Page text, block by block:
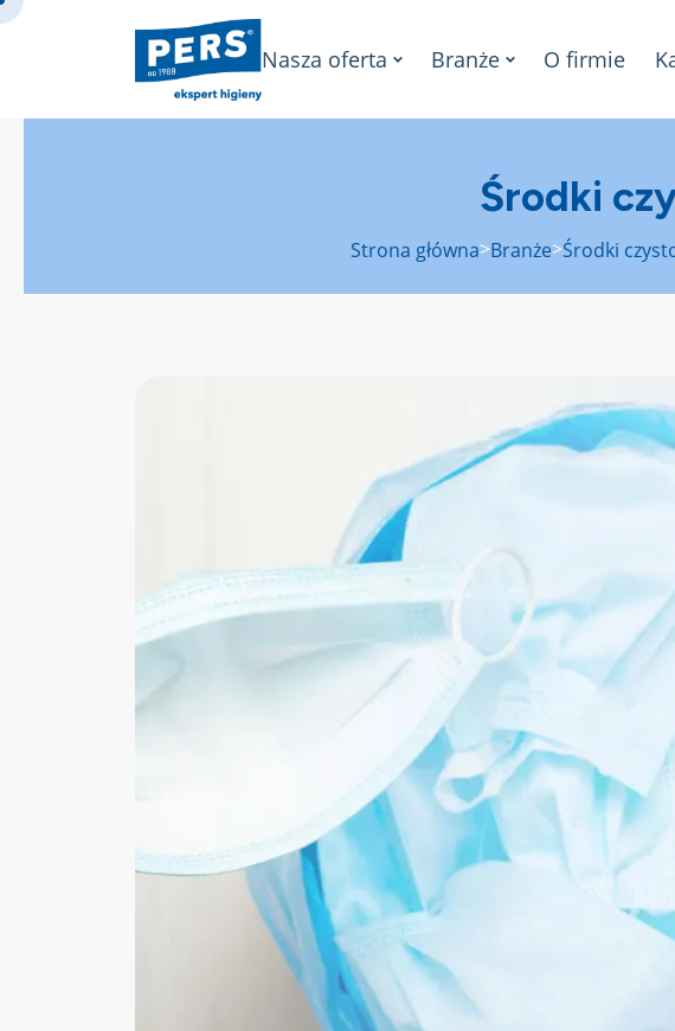
Nasza oferta Branże O firmie
Środki
Strona główna>Branże>Środki